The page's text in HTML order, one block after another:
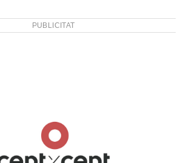
PUBLICITAT